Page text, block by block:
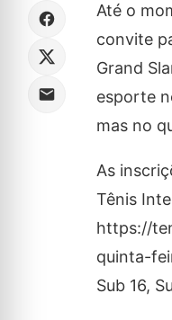
Até o
convite
Grand
esporte
mas no
As
Tênis
https://
quinta-
Sub 16,